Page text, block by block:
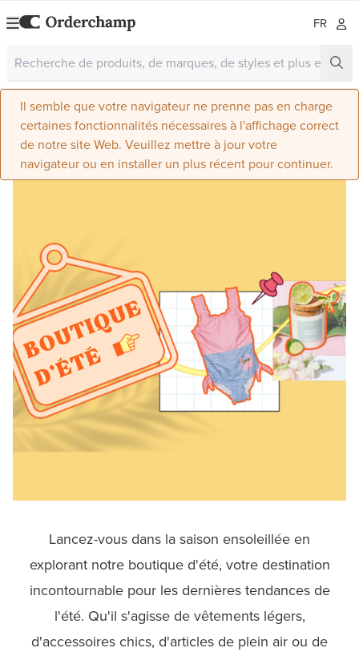
FR
Il semble que votre navigateur ne prenne pas en charge
certaines fonctionnalités nécessaires à l'affichage correct
de notre site Web. Veuillez mettre à jour votre
navigateur ou en installer un plus récent pour continuer.
Lancez-vous dans la saison ensoleillée en
explorant notre boutique d'été, votre destination
incontournable pour les dernières tendances de
l'été. Qu'il s'agisse de vêtements légers,
d'accessoires chics, d'articles de plein air ou de